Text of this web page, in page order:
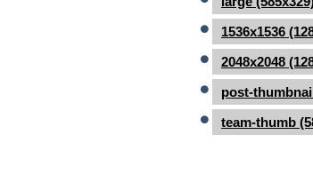
1536x1536
2048x2048
post-
team-thumb